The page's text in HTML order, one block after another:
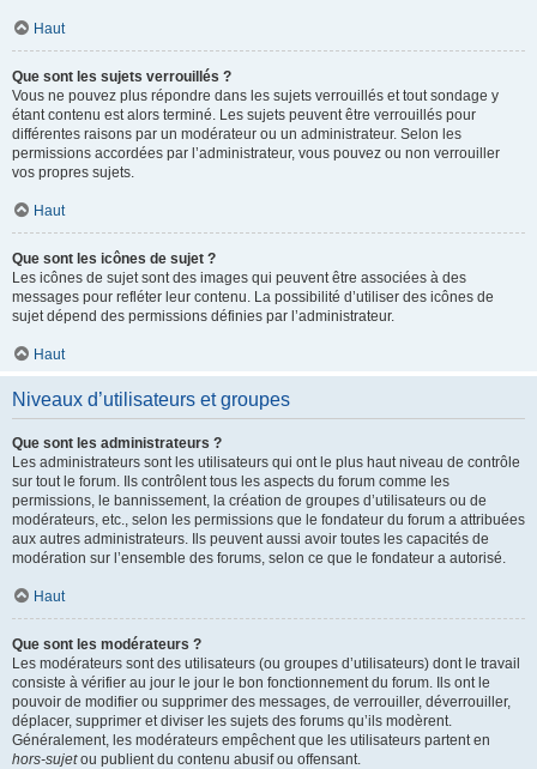
Haut
Que sont les sujets verrouillés ?
Vous ne pouvez plus répondre dans les sujets verrouillés et tout sondage y
étant contenu est alors terminé. Les sujets peuvent être verrouillés pour
différentes raisons par un modérateur ou un administrateur. Selon les
permissions accordées par l’administrateur, vous pouvez ou non verrouiller
vos propres sujets.
Haut
Que sont les icônes de sujet ?
Les icônes de sujet sont des images qui peuvent être associées à des
messages pour refléter leur contenu. La possibilité d’utiliser des icônes de
sujet dépend des permissions définies par l’administrateur.
Haut
Niveaux d’utilisateurs et groupes
Que sont les administrateurs ?
Les administrateurs sont les utilisateurs qui ont le plus haut niveau de contrôle
sur tout le forum. Ils contrôlent tous les aspects du forum comme les
permissions, le bannissement, la création de groupes d’utilisateurs ou de
modérateurs, etc., selon les permissions que le fondateur du forum a attribuées
aux autres administrateurs. Ils peuvent aussi avoir toutes les capacités de
modération sur l’ensemble des forums, selon ce que le fondateur a autorisé.
Haut
Que sont les modérateurs ?
Les modérateurs sont des utilisateurs (ou groupes d’utilisateurs) dont le travail
consiste à vérifier au jour le jour le bon fonctionnement du forum. Ils ont le
pouvoir de modifier ou supprimer des messages, de verrouiller, déverrouiller,
déplacer, supprimer et diviser les sujets des forums qu’ils modèrent.
Généralement, les modérateurs empêchent que les utilisateurs partent en
hors-sujetou publient du contenu abusif ou offensant.